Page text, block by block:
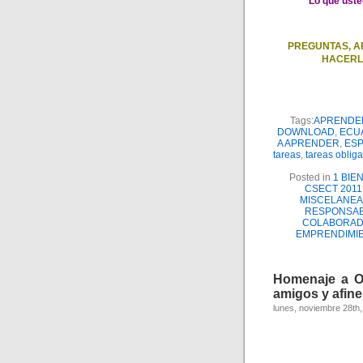
PREGUNTAS,
Tags:
DOWNLOAD,
A APRENDER,
tareas, tareas
Posted in 1
CSECT
Homenaje a
amigos y
lunes, noviembre 28th,